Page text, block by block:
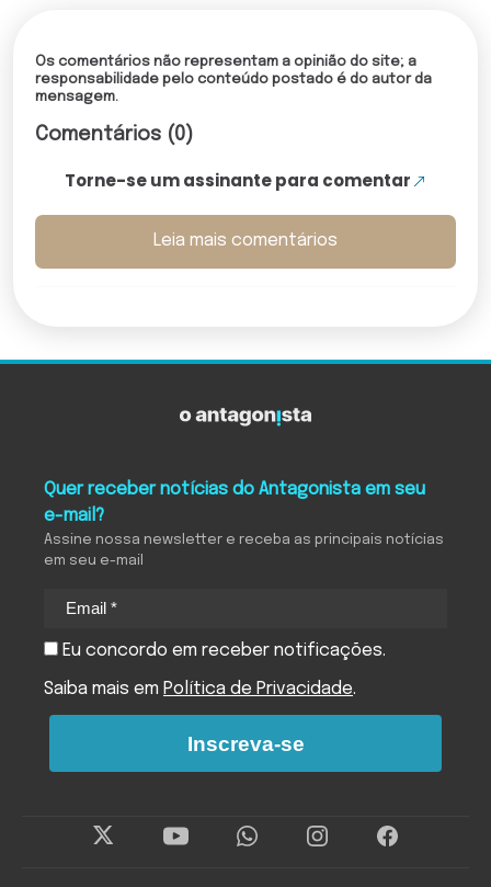
Os comentários não representam a opinião do site; a
responsabilidade pelo conteúdo postado é do autor da
mensagem.
Comentários (0)
Torne-se um assinante para comentar
Leia mais comentários
Quer receber notícias do Antagonista em seu
e-mail?
Assine nossa newsletter e receba as principais notícias
em seu e-mail
Eu concordo em receber notificações.
Saiba mais em Política de Privacidade.
Inscreva-se